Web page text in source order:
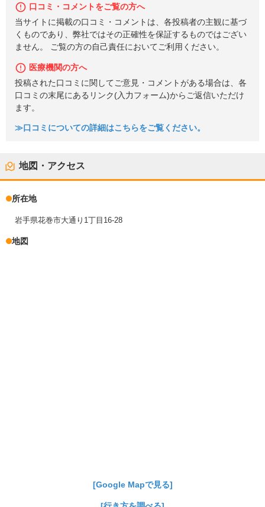
口コミ・コメントをご覧の方へ
当サイトに掲載の口コミ・コメントは、各投稿者の主観に基づ
くものであり、弊社ではその正確性を保証するものではござい
ません。 ご覧の方の自己責任においてご利用ください。
医療機関の方へ
投稿された口コミに関してご意見・コメントがある場合は、各
口コミの末尾にあるリンク(入力フォーム)からご返信いただけ
ます。
≫口コミについての詳細はこちらをご覧ください。
地図・アクセス
所在地
岩手県花巻市大通り1丁目16-28
地図
[Google Mapで見る]